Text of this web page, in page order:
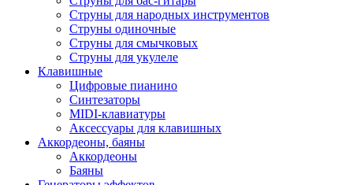
Струны для народных инструментов
Струны одиночные
Струны для смычковых
Струны для укулеле
Клавишные
Цифровые пианино
Синтезаторы
MIDI-клавиатуры
Аксессуары для клавишных
Аккордеоны, баяны
Аккордеоны
Баяны